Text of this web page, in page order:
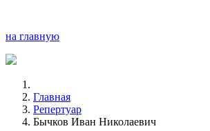
на главную
Главная
Репертуар
Бычков Иван Николаевич